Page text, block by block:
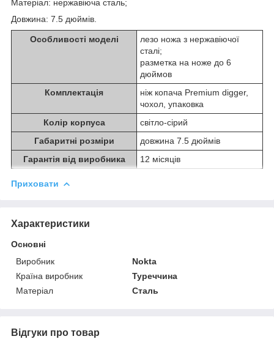
Матеріал: нержавіюча сталь;
Довжина: 7.5 дюймів.
Особливості моделі
лезо ножа з нержавіючої
сталі;
разметка на ноже до 6
дюймов
Комплектація
ніж копача Premium digger,
чохол, упаковка
Колір корпуса
світло-сірий
Габаритні розміри
довжина 7.5 дюймів
Гарантія від виробника
12 місяців
Приховати
Характеристики
Основні
Виробник
Nokta
Країна виробник
Туреччина
Матеріал
Сталь
Відгуки про товар